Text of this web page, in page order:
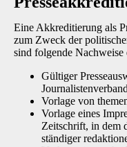
Eine Akkreditierung als
zum Zweck der
sind folgende Nachweise
Gültiger
Vorlage von
Vorlage eines
Zeitschrift, in dem
ständiger